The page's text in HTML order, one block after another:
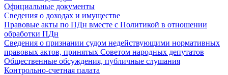
Официальные документы
Сведения о доходах и имуществе
Правовые акты по ПДн вместе с Политикой в отношении
обработки ПДн
Сведения о признании судом недействующими нормативных
правовых актов, принятых Советом народных депутатов
Общественные обсуждения, публичные слушания
Контрольно-счетная палата